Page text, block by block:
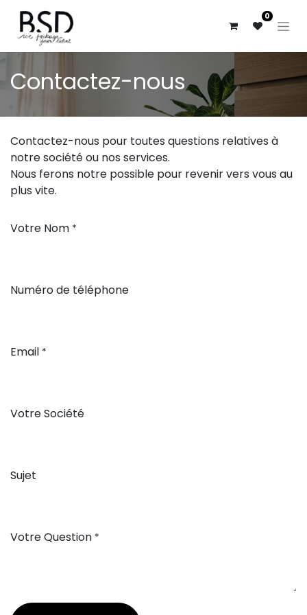
0
Contactez-nous
Contactez-nous pour toutes questions relatives à
notre société ou nos services.
Nous ferons notre possible pour revenir vers vous au
plus vite.
Votre Nom *
Numéro de téléphone
Email *
Votre Société
Sujet
Votre Question *